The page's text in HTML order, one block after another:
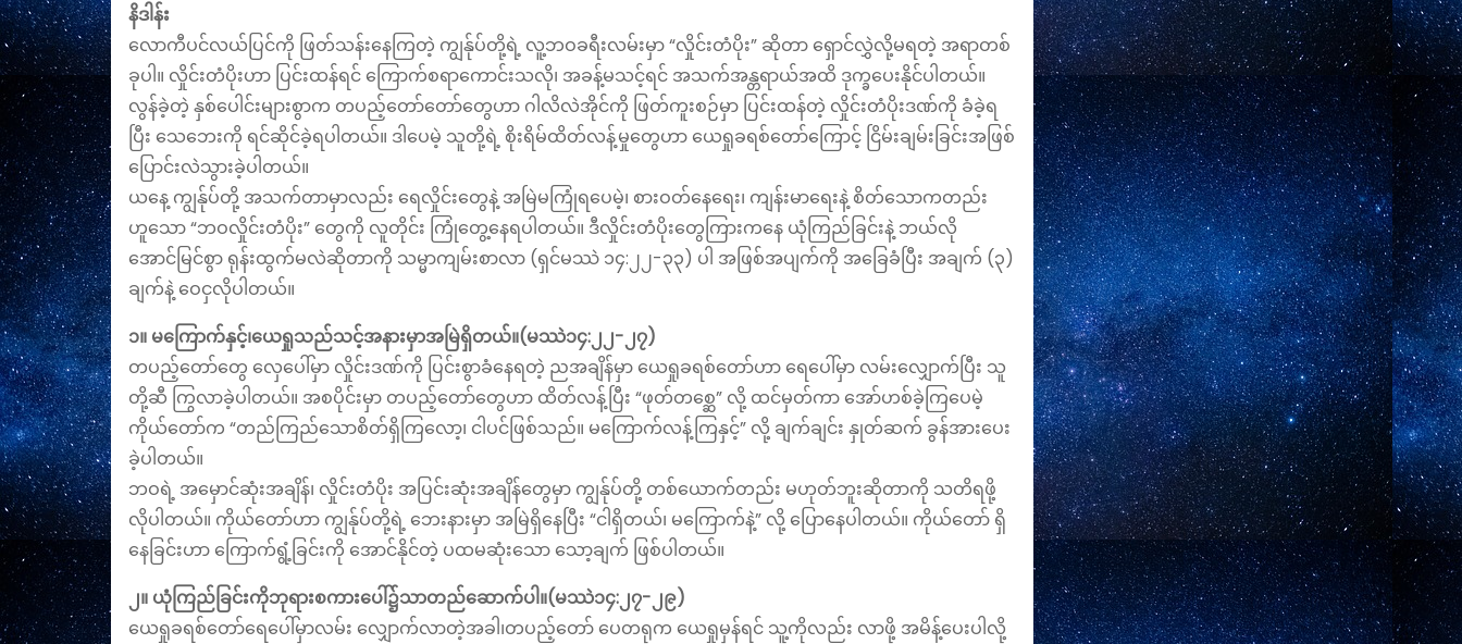
နိဒါန်း
​လောကီပင်လယ်ပြင်ကို ဖြတ်သန်းနေကြတဲ့ ကျွန်ုပ်တို့ရဲ့ လူ့ဘဝခရီးလမ်းမှာ “လှိုင်းတံပိုး” ဆိုတာ ရှောင်လွှဲလို့မရတဲ့ အရာတစ်
ခုပါ။ လှိုင်းတံပိုးဟာ ပြင်းထန်ရင် ကြောက်စရာကောင်းသလို၊ အခန့်မသင့်ရင် အသက်အန္တရာယ်အထိ ဒုက္ခပေးနိုင်ပါတယ်။
လွန်ခဲ့တဲ့ နှစ်ပေါင်းများစွာက တပည့်တော်တော်တွေဟာ ဂါလိလဲအိုင်ကို ဖြတ်ကူးစဉ်မှာ ပြင်းထန်တဲ့ လှိုင်းတံပိုးဒဏ်ကို ခံခဲ့ရ
ပြီး သေဘေးကို ရင်ဆိုင်ခဲ့ရပါတယ်။ ဒါပေမဲ့ သူတို့ရဲ့ စိုးရိမ်ထိတ်လန့်မှုတွေဟာ ယေရှုခရစ်တော်ကြောင့် ငြိမ်းချမ်းခြင်းအဖြစ်
ပြောင်းလဲသွားခဲ့ပါတယ်။
​ယနေ့ ကျွန်ုပ်တို့ အသက်တာမှာလည်း ရေလှိုင်းတွေနဲ့ အမြဲမကြုံရပေမဲ့၊ စားဝတ်နေရေး၊ ကျန်းမာရေးနဲ့ စိတ်သောကတည်း
ဟူသော “ဘဝလှိုင်းတံပိုး” တွေကို လူတိုင်း ကြုံတွေ့နေရပါတယ်။ ဒီလှိုင်းတံပိုးတွေကြားကနေ ယုံကြည်ခြင်းနဲ့ ဘယ်လို
အောင်မြင်စွာ ရုန်းထွက်မလဲဆိုတာကို သမ္မာကျမ်းစာလာ (ရှင်မဿဲ ၁၄:၂၂-၃၃) ပါ အဖြစ်အပျက်ကို အခြေခံပြီး အချက် (၃)
ချက်နဲ့ ဝေငှလိုပါတယ်။
​၁။ မကြောက်နှင့်၊ယေရှုသည်သင့်အနားမှာအမြဲရှိတယ်။(မဿဲ၁၄:၂၂-၂၇)
​တပည့်တော်တွေ လှေပေါ်မှာ လှိုင်းဒဏ်ကို ပြင်းစွာခံနေရတဲ့ ညအချိန်မှာ ယေရှုခရစ်တော်ဟာ ရေပေါ်မှာ လမ်းလျှောက်ပြီး သူ
တို့ဆီ ကြွလာခဲ့ပါတယ်။ အစပိုင်းမှာ တပည့်တော်တွေဟာ ထိတ်လန့်ပြီး “ဖုတ်တစ္ဆေ” လို့ ထင်မှတ်ကာ အော်ဟစ်ခဲ့ကြပေမဲ့
ကိုယ်တော်က “တည်ကြည်သောစိတ်ရှိကြလော့၊ ငါပင်ဖြစ်သည်။ မကြောက်လန့်ကြနှင့်” လို့ ချက်ချင်း နှုတ်ဆက် ခွန်အားပေး
ခဲ့ပါတယ်။
​ဘဝရဲ့ အမှောင်ဆုံးအချိန်၊ လှိုင်းတံပိုး အပြင်းဆုံးအချိန်တွေမှာ ကျွန်ုပ်တို့ တစ်ယောက်တည်း မဟုတ်ဘူးဆိုတာကို သတိရဖို့
လိုပါတယ်။ ကိုယ်တော်ဟာ ကျွန်ုပ်တို့ရဲ့ ဘေးနားမှာ အမြဲရှိနေပြီး “ငါရှိတယ်၊ မကြောက်နဲ့” လို့ ပြောနေပါတယ်။ ကိုယ်တော် ရှိ
နေခြင်းဟာ ကြောက်ရွံ့ခြင်းကို အောင်နိုင်တဲ့ ပထမဆုံးသော သော့ချက် ဖြစ်ပါတယ်။
​၂။ ယုံကြည်ခြင်းကိုဘုရားစကားပေါ်၌သာတည်ဆောက်ပါ။(မဿဲ၁၄:၂၇-၂၉)
ယေရှုခရစ်တော်ရေပေါ်မှာလမ်း လျှောက်လာတဲ့အခါ၊​တပည့်တော် ပေတရုက ယေရှုမှန်ရင် သူ့ကိုလည်း လာဖို့ အမိန့်ပေးပါလို့